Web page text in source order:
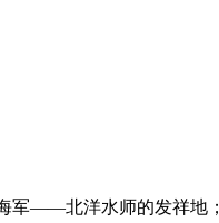
军——北洋水师的发祥地；